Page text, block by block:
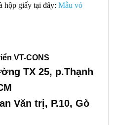
hộp giấy tại đây: Mẫu vỏ
VT-CONS
TX 25, p.Thạnh
Văn trị, P.10, Gò